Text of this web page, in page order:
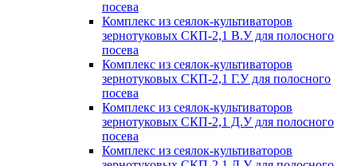
посева
Комплекс из сеялок-культиваторов
зернотуковых СКП-2,1 В.У для полосного
посева
Комплекс из сеялок-культиваторов
зернотуковых СКП-2,1 Г.У для полосного
посева
Комплекс из сеялок-культиваторов
зернотуковых СКП-2,1 Д.У для полосного
посева
Комплекс из сеялок-культиваторов